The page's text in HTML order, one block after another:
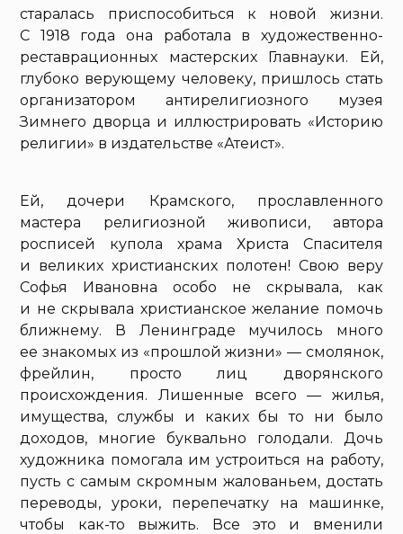
старалась приспособиться к новой жизни.
С 1918 года она работала в художественно-
реставрационных мастерских Главнауки. Ей,
глубоко верующему человеку, пришлось стать
организатором антирелигиозного музея
Зимнего дворца и иллюстрировать «Историю
религии» в издательстве «Атеист».
Ей, дочери Крамского, прославленного
мастера религиозной живописи, автора
росписей купола храма Христа Спасителя
и великих христианских полотен! Свою веру
Софья Ивановна особо не скрывала, как
и не скрывала христианское желание помочь
ближнему. В Ленинграде мучилось много
ее знакомых из «прошлой жизни» — смолянок,
фрейлин, просто лиц дворянского
происхождения. Лишенные всего — жилья,
имущества, службы и каких бы то ни было
доходов, многие буквально голодали. Дочь
художника помогала им устроиться на работу,
пусть с самым скромным жалованьем, достать
переводы, уроки, перепечатку на машинке,
чтобы как-то выжить. Все это и вменили